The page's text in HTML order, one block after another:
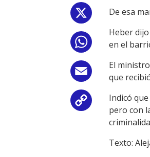
WhatsApp
Email
Copy
Link
De esa
Heber
en el
El
que
Indicó
pero con
Texto: